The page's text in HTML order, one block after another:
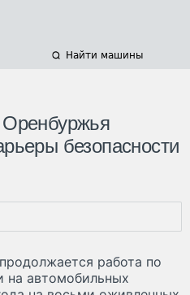
Найти машины
Оренбуржья
безопасности
работа по
на автомобильных